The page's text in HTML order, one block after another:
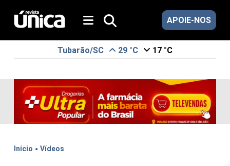
APOIE-NOS
Tubarão/SC 29 °C 17 °C
Início . Vídeos